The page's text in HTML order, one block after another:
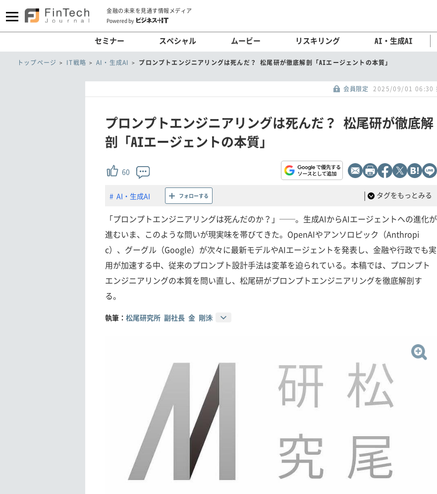
金融の未来を見通す情報メディア
Powered by
セミナー スペシャル ムービー リスキリング AI・生成AI
トップページ IT戦略 AI・生成AI プロンプトエンジニアリングは死んだ？ 松尾研が徹底解剖「AIエージェントの本質」
会員限定 2025/09/01 06:30
プロンプトエンジニアリングは死んだ？ 松尾研が徹底解
剖「AIエージェントの本質」
60
AI・生成AI フォローする | タグをもっとみる
「プロンプトエンジニアリングは死んだのか？」──。生成AIからAIエージェントへの進化が
進むいま、このような問いが現実味を帯びてきた。OpenAIやアンソロピック（Anthropi
c）、グーグル（Google）が次々に最新モデルやAIエージェントを発表し、金融や行政でも実
用が加速する中、従来のプロンプト設計手法は変革を迫られている。本稿では、プロンプト
エンジニアリングの本質を問い直し、松尾研がプロンプトエンジニアリングを徹底解剖す
る。
執筆： 松尾研究所 副社長 金 剛洙